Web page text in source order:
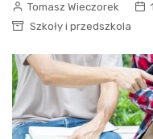
Tomasz Wieczorek
Szkoły i przedszkola